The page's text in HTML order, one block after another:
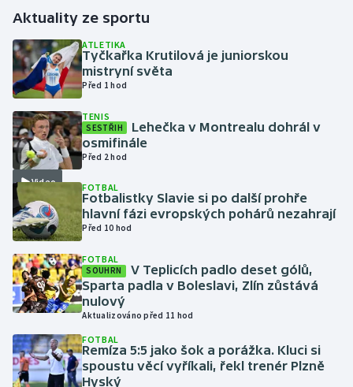
Golf
Gymnastika
Házená
Jezdectví
Judo
Krasobruslení
Lyže a snowboard
Motorsport
Aktuality ze sportu
ATLETIKA
Tyčkařka Krutilová je juniorskou
mistryní světa
Před 1 hod
Video
TENIS
SESTŘIH
Lehečka v Montrealu dohrál v
osmifinále
Před 2 hod
FOTBAL
Fotbalistky Slavie si po další prohře
hlavní fázi evropských pohárů nezahrají
Před 10 hod
FOTBAL
SOUHRN
V Teplicích padlo deset gólů,
Sparta padla v Boleslavi, Zlín zůstává
nulový
Aktualizováno před 11 hod
FOTBAL
Remíza 5:5 jako šok a porážka. Kluci si
spoustu věcí vyříkali, řekl trenér Plzně
Hyský